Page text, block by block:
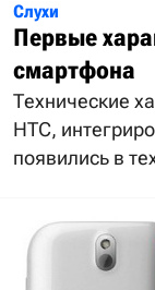
Слухи
Первые
смартфона
Технические
HTC,
появились в